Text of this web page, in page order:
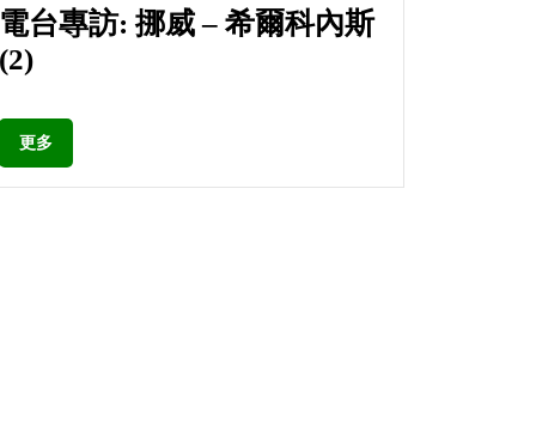
電台專訪: 挪威 – 希爾科內斯
(2)
更多